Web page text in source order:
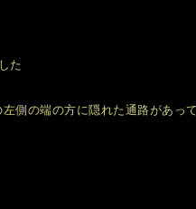
た
側の端の方に隠れた通路があっ